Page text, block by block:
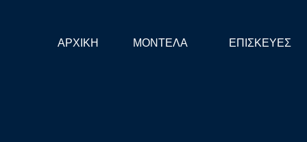
ΑΡΧΙΚΗ ΜΟΝΤΕΛΑ ΕΠΙΣΚΕΥΕΣ